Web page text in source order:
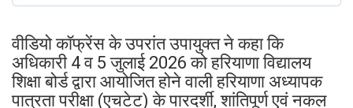
वीडियो कॉफ्रेंस के उपरांत उपायुक्त ने कहा कि
अधिकारी 4 व 5 जुलाई 2026 को हरियाणा विद्यालय
शिक्षा बोर्ड द्वारा आयोजित होने वाली हरियाणा अध्यापक
पात्रता परीक्षा (एचटेट) के पारदर्शी, शांतिपूर्ण एवं नकल